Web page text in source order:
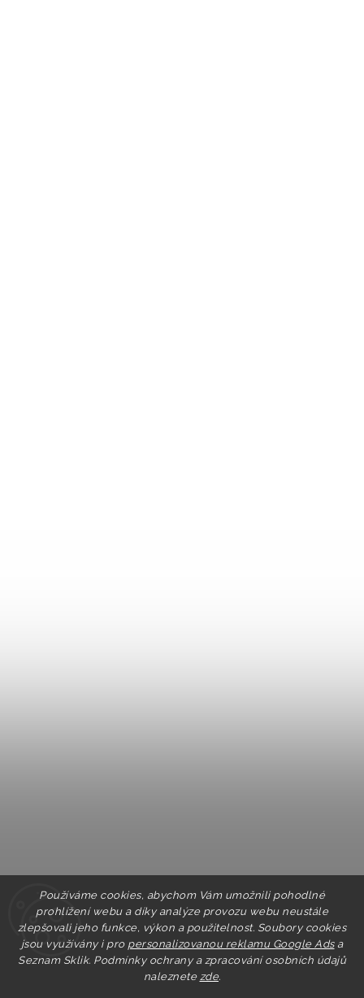
Používáme cookies, abychom Vám umožnili pohodlné
prohlížení webu a díky analýze provozu webu neustále
zlepšovali jeho funkce, výkon a použitelnost. Soubory cookies
jsou využívány i pro personalizovanou reklamu Google Adsa
Seznam Sklik. Podmínky ochrany a zpracování osobních údajů
naleznete zde.